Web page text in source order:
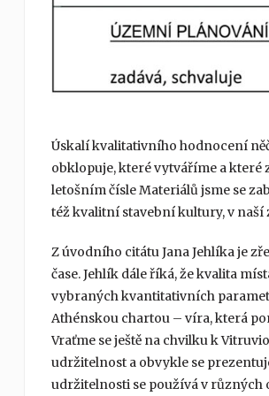
Úskalí kvalitativního hodnocení
obklopuje, které vytváříme a které
letošním čísle Materiálů jsme se
též kvalitní stavební kultury, v naší
Z úvodního citátu Jana Jehlíka je
čase. Jehlík dále říká, že kvalita
vybraných kvantitativních
Athénskou chartou – víra, která
Vraťme se ještě na chvilku k
udržitelnost a obvykle se
udržitelnosti se používá v různých